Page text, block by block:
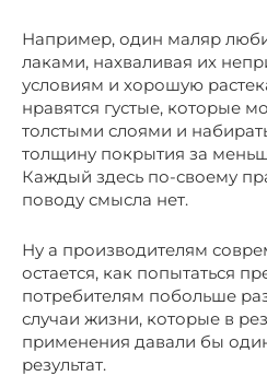
Например, один маляр
лаками, нахваливая их
условиям и хорошую
нравятся густые, которые
толстыми слоями и
толщину покрытия за
Каждый здесь по-своему
поводу смысла нет.
Ну а производителям
остается, как попытаться
потребителям побольше
случаи жизни, которые в
применения давали бы
результат.